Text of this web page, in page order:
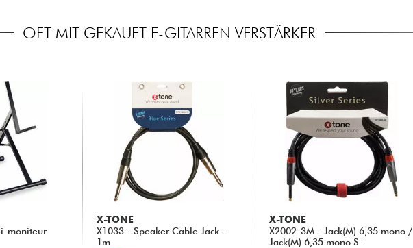
OFT MIT GEKAUFT E-GITARREN VERSTÄRKER
moniteur
X-TONE
X1033 - Speaker Cable Jack -
1m
X-TONE
X2002-3M - Jack(M) 6,35 mono /
Jack(M) 6,35 mono S...